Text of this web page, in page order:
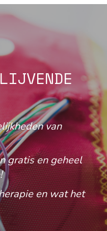
van
gratis en geheel
en wat het